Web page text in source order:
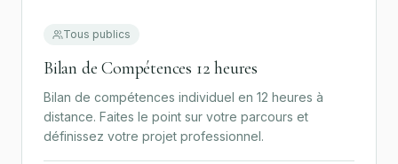
Tous publics
Bilan de Compétences 12 heures
Bilan de compétences individuel en 12 heures à
distance. Faites le point sur votre parcours et
définissez votre projet professionnel.